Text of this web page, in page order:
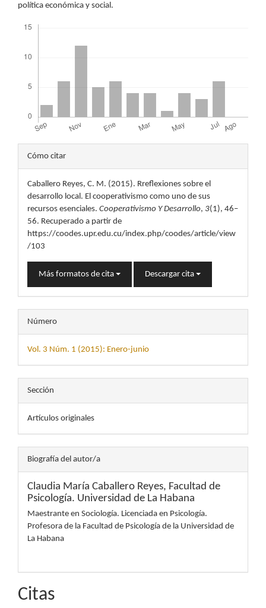
política económica y social.
Detalles
del
artículo
Cómo citar
Caballero Reyes, C. M. (2015). Rreflexiones sobre el
desarrollo local. El cooperativismo como uno de sus
recursos esenciales. Cooperativismo Y Desarrollo, 3(1), 46–
56. Recuperado a partir de
https://coodes.upr.edu.cu/index.php/coodes/article/view
/103
Más formatos de cita Descargar cita
Número
Vol. 3 Núm. 1 (2015): Enero-junio
Sección
Artículos originales
Biografía del autor/a
Claudia María Caballero Reyes, Facultad de
Psicología. Universidad de La Habana
Maestrante en Sociología. Licenciada en Psicología.
Profesora de la Facultad de Psicología de la Universidad de
La Habana
Citas